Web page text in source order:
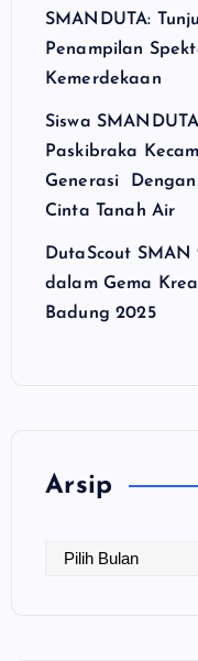
SMANDUTA:
Penampilan
Kemerdekaan
Siswa
Paskibraka
Generasi
Cinta Tanah Air
DutaScout
dalam Gema
Badung 2025
Arsip